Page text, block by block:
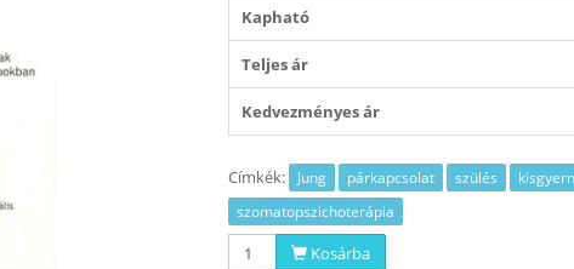
Kapható
Teljes ár
Kedvezményes ár
Címkék: Jung párkapcsolat szülés
szomatopszichoterápia
Kosárba